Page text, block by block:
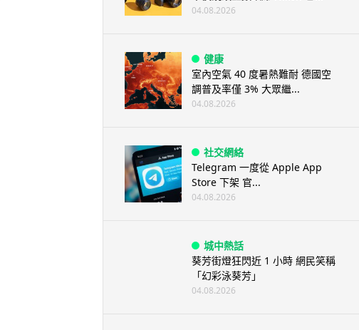
04.08.2026
健康
室內空氣 40 度暑熱難耐 德國空
調普及率僅 3% 大眾繼...
04.08.2026
社交網絡
Telegram 一度從 Apple App
Store 下架 官...
04.08.2026
城中熱話
葵芳街燈狂閃近 1 小時 網民笑稱
「幻彩泳葵芳」
04.08.2026